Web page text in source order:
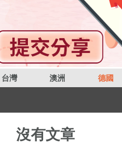
台灣 澳洲 德國
沒有文章